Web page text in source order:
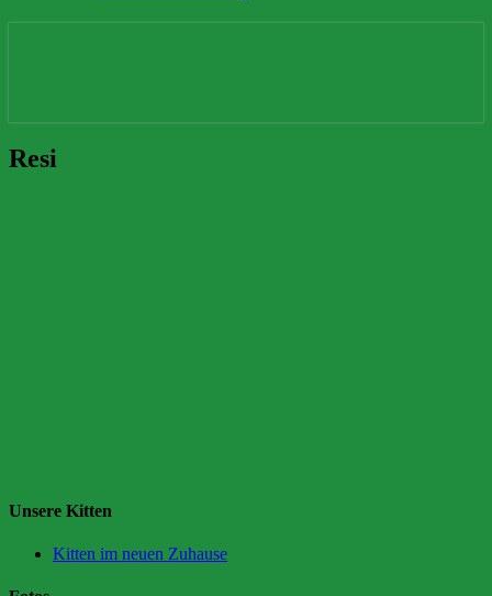
Resi
Resi
Unsere Kitten
Kitten im neuen Zuhause